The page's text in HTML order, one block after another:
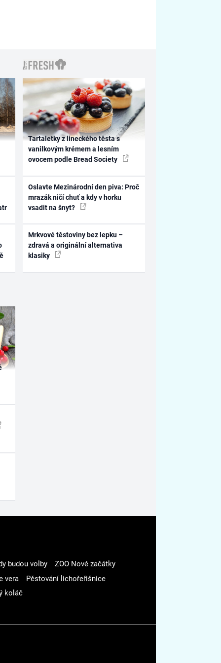
Tartaletky z lineckého těsta s
vanilkovým krémem a lesním
ovocem podle Bread Society
Oslavte Mezinárodní den piva: Proč
mrazák ničí chuť a kdy v horku
vsadit na šnyt?
Mrkvové těstoviny bez lepku –
zdravá a originální alternativa
klasiky
budou volby
ZOO Nové začátky
vera
Pěstování lichořeřišnice
koláč